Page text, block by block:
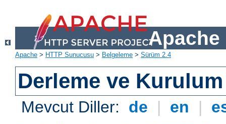
Apache
Apache > HTTP Sunucusu > Belgeleme > Sürüm 2.4
Derleme ve Kurulum
Mevcut Diller: de | en |